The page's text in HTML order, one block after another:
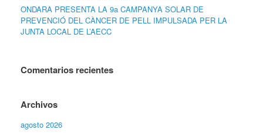
ONDARA PRESENTA LA 9a CAMPANYA SOLAR DE
PREVENCIÓ DEL CÀNCER DE PELL IMPULSADA PER LA
JUNTA LOCAL DE L’AECC
Comentarios recientes
Archivos
agosto 2026